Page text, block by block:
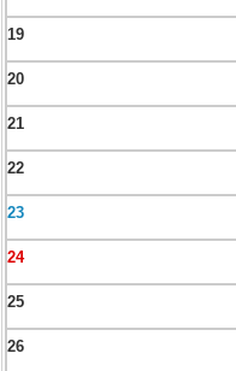
19
20
21
22
23
24
25
26